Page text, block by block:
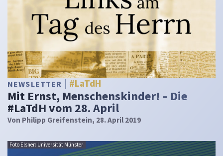
NEWSLETTER #LaTdH
Mit Ernst, Menschenskinder! – Die
#LaTdH vom 28. April
Von Philipp Greifenstein, 28. April 2019
Foto Elsner: Universität Münster